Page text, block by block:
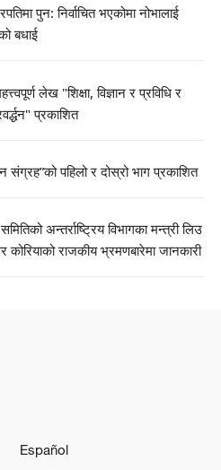
पुन: निर्वाचित भएकोमा नोभालाई
बधाई
लेख "शिक्षा, विज्ञान र प्रविधि र
प्रकाशित
पहिलो र दोस्रो भाग प्रकाशित
अन्तर्राष्ट्रिय विभागका मन्त्री लिउ
कोरियाको राजकीय भ्रमणबारेमा जानकारी
Español